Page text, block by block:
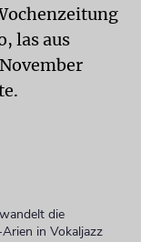
las aus
die
in Vokaljazz